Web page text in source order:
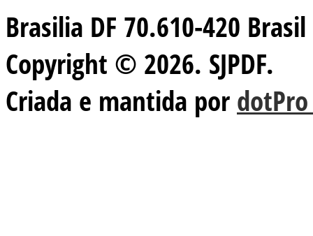
Brasilia DF 70.610-420 Brasil
Copyright © 2026. SJPDF.
Criada e mantida por